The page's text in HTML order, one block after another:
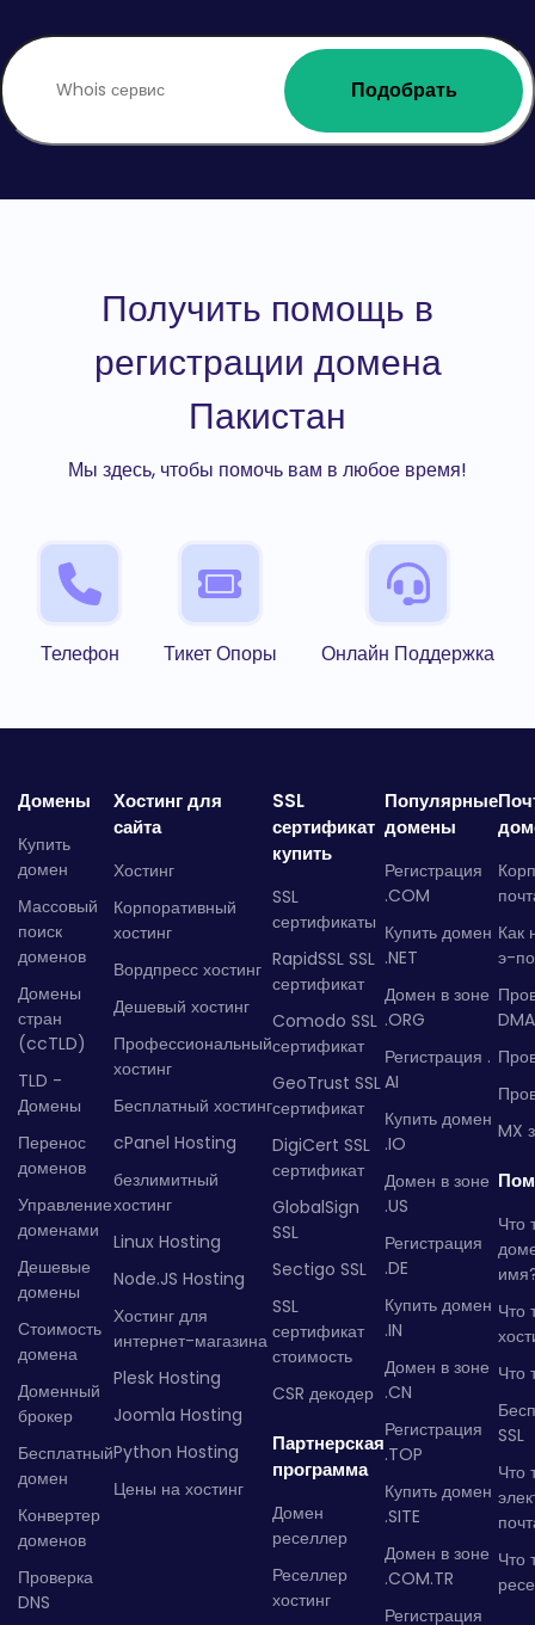
Подобрать
Получить помощь в
регистрации домена
Пакистан
Мы здесь, чтобы помочь вам в любое время!
Телефон Тикет Опоры Онлайн Поддержка
Домены
Купить
домен
Массовый
поиск
доменов
Домены
стран
(ccTLD)
TLD -
Домены
Перенос
доменов
Управление
доменами
Дешевые
домены
Стоимость
домена
Доменный
брокер
Бесплатный
домен
Конвертер
доменов
Проверка
DNS
Хостинг для
сайта
Хостинг
Корпоративный
хостинг
Вордпресс хостинг
Дешевый хостинг
Профессиональный
хостинг
Бесплатный хостинг
cPanel Hosting
безлимитный
хостинг
Linux Hosting
Node.JS Hosting
Хостинг для
интернет-магазина
Plesk Hosting
Joomla Hosting
Python Hosting
Цены на хостинг
SSL
сертификат
купить
SSL
сертификаты
RapidSSL SSL
сертификат
Comodo SSL
сертификат
GeoTrust SSL
сертификат
DigiCert SSL
сертификат
GlobalSign
SSL
Sectigo SSL
SSL
сертификат
стоимость
CSR декодер
Партнерская
программа
Домен
реселлер
Реселлер
хостинг
Популярные
домены
Регистрация
.COM
Купить домен
.NET
Домен в зоне
.ORG
Регистрация .
AI
Купить домен
.IO
Домен в зоне
.US
Регистрация
.DE
Купить домен
.IN
Домен в зоне
.CN
Регистрация
.TOP
Купить домен
.SITE
Домен в зоне
.COM.TR
Регистрация
Как
э-
MX
Что
Что
Что
SSL
Что
Что